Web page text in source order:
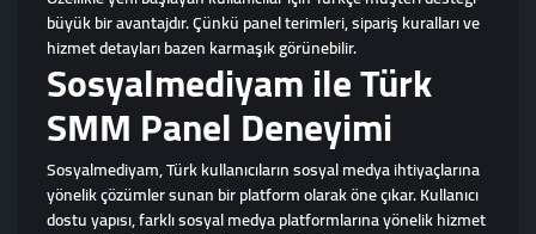
büyük bir avantajdır. Çünkü panel terimleri, sipariş kuralları ve
hizmet detayları bazen karmaşık görünebilir.
Sosyalmediyam ile Türk
SMM Panel Deneyimi
Sosyalmediyam, Türk kullanıcıların sosyal medya ihtiyaçlarına
yönelik çözümler sunan bir platform olarak öne çıkar. Kullanıcı
dostu yapısı, farklı sosyal medya platformlarına yönelik hizmet